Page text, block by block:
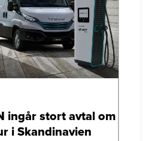
ingår stort avtal om
i Skandinavien